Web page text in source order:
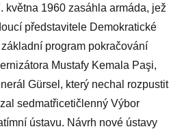
května 1960 zasáhla armáda, jež
představitele Demokratické
program pokračování
Mustafy Kemala Paşi,
Gürsel, který nechal rozpustit
sedmatřicetičlenný Výbor
ústavu. Návrh nové ústavy